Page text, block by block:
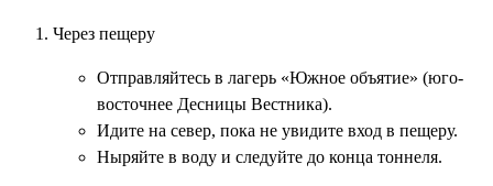
Через пещеру
Отправляйтесь в лагерь «Южное объятие» (юго-
восточнее Десницы Вестника).
Идите на север, пока не увидите вход в пещеру.
Ныряйте в воду и следуйте до конца тоннеля.